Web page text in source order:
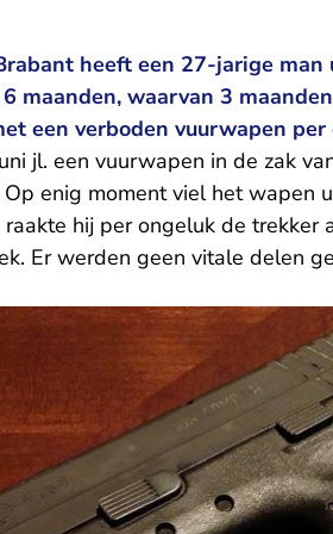
heeft een 27-jarige
maanden, waarvan 3
een verboden vuurwapen
jl. een vuurwapen in de zak
enig moment viel het wapen
hij per ongeluk de
Er werden geen vitale delen